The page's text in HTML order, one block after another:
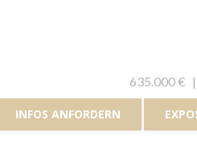
635.000 € |
INFOS ANFORDERN